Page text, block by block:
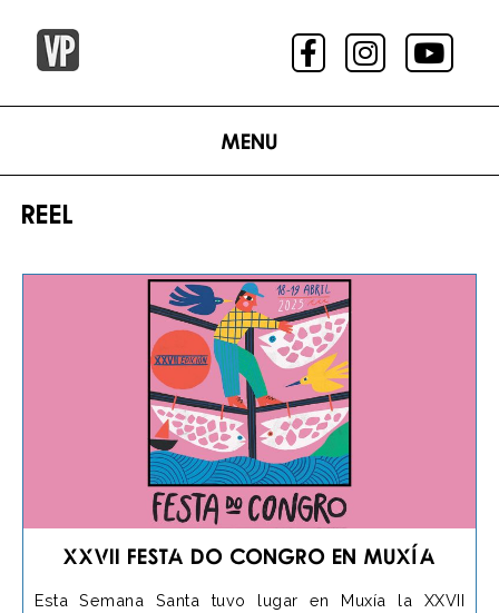
Menu
REEL
XXVII Festa do Congro en Muxía
Esta Semana Santa tuvo lugar en Muxía la XXVII